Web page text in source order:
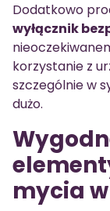
Dodatkowo
wyłącznik
korzystanie z
szczególnie w
dużo.
mycia